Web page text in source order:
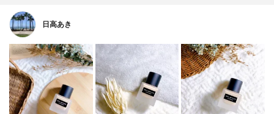
日高あき